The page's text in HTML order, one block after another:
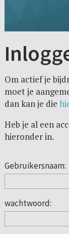
Om actief je
moet je
dan kan je die
Heb je al een
hieronder in.
Gebruikersnaam:
wachtwoord: